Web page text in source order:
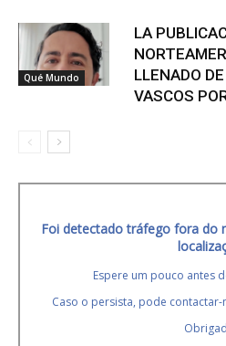
Qué Mundo
LA
LLENADO
VASCOS